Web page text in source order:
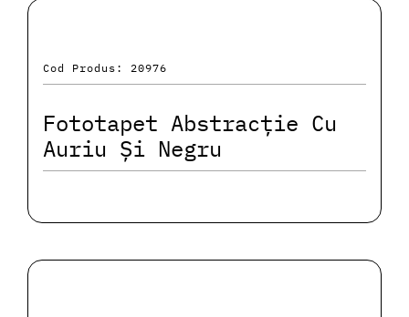
Cod Produs: 20976
Fototapet Abstracție Cu
Auriu Și Negru